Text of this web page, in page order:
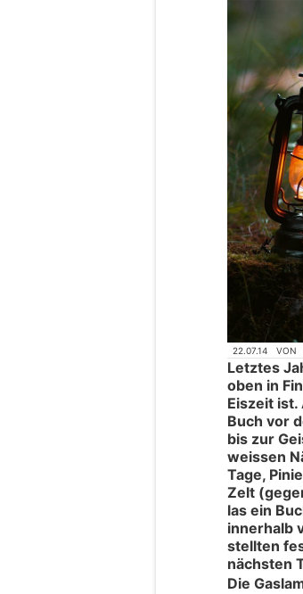
22.07.14 VON
Letztes
oben in
Eiszeit ist.
Buch vor
bis zur
weissen
Tage,
Zelt
las ein
innerhalb
stellten
nächsten
Die